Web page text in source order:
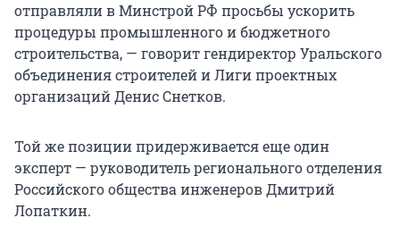
отправляли в Минстрой РФ просьбы ускорить
процедуры промышленного и бюджетного
строительства, — говорит гендиректор Уральского
объединения строителей и Лиги проектных
организаций Денис Снетков.
Той же позиции придерживается еще один
эксперт — руководитель регионального отделения
Российского общества инженеров Дмитрий
Лопаткин.